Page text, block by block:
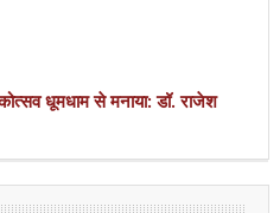
धूमधाम से मनाया: डॉ. राजेश